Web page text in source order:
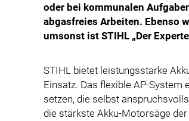
oder bei kommunalen
abgasfreies Arbeiten. Ebenso
umsonst ist STIHL „Der
STIHL bietet leistungsstarke
Einsatz. Das flexible AP-
setzen, die selbst
die stärkste Akku-Motorsäge